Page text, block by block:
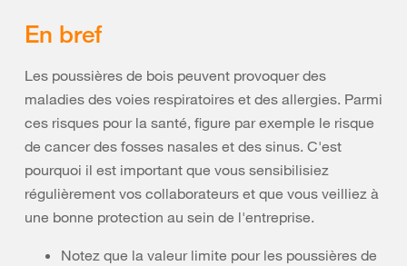
En bref
Les poussières de bois peuvent provoquer des
maladies des voies respiratoires et des allergies. ​Parmi
ces risques pour la santé, figure par exemple le risque
de cancer des fosses nasales et des sinus. C'est
pourquoi il est important que vous sensibilisiez
régulièrement vos collaborateurs et que vous veilliez à
une bonne protection au sein de l'entreprise.
Notez que la valeur limite pour les poussières de